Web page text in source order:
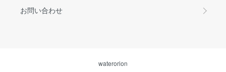
お問い合わせ
waterorion